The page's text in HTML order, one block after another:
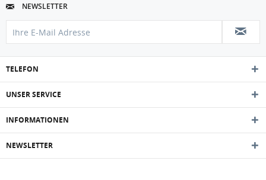
NEWSLETTER
TELEFON
UNSER SERVICE
INFORMATIONEN
NEWSLETTER